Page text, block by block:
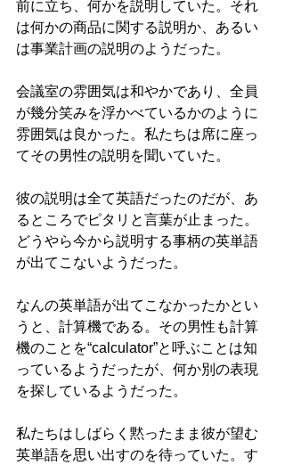
前に立ち、何かを説明していた。それ
は何かの商品に関する説明か、あるい
は事業計画の説明のようだった。
会議室の雰囲気は和やかであり、全員
が幾分笑みを浮かべているかのように
雰囲気は良かった。私たちは席に座っ
てその男性の説明を聞いていた。
彼の説明は全て英語だったのだが、あ
るところでピタリと言葉が止まった。
どうやら今から説明する事柄の英単語
が出てこないようだった。
なんの英単語が出てこなかったかとい
うと、計算機である。その男性も計算
機のことを“calculator”と呼ぶことは知
っているようだったが、何か別の表現
を探しているようだった。
私たちはしばらく黙ったまま彼が望む
英単語を思い出すのを待っていた。す